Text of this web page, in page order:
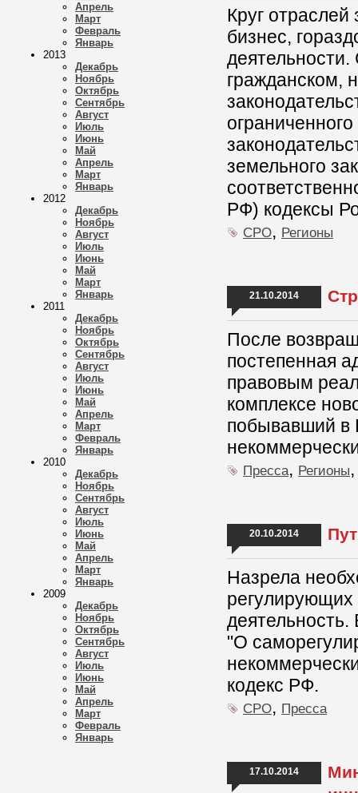
Апрель
Март
Февраль
Январь
2013
Декабрь
Ноябрь
Октябрь
Сентябрь
Август
Июль
Июнь
Май
Апрель
Март
Январь
2012
Декабрь
Ноябрь
Август
Июль
Июнь
Май
Март
Январь
2011
Декабрь
Ноябрь
Октябрь
Сентябрь
Август
Июль
Июнь
Май
Апрель
Март
Февраль
Январь
2010
Декабрь
Ноябрь
Сентябрь
Август
Июль
Июнь
Май
Апрель
Март
Январь
2009
Декабрь
Ноябрь
Октябрь
Сентябрь
Август
Июль
Июнь
Май
Апрель
Март
Февраль
Январь
Круг
бизнес,
гражданском,
земельного
РФ) кодексы
СРО, Регионы
21.10.2014
После
постепенная
правовым
комплексе
побывавший в
Пресса, Регионы
20.10.2014
Назрела
регулирующих
"О
кодекс РФ.
СРО, Пресса
17.10.2014